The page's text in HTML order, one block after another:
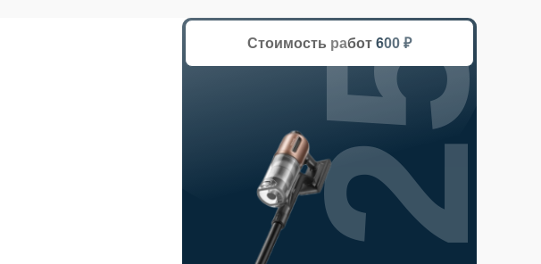
Стоимость работ 600 ₽